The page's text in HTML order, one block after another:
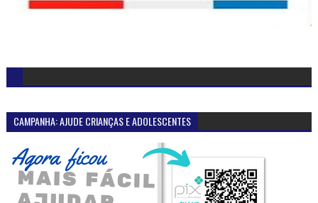
CAMPANHA: AJUDE CRIANÇAS E ADOLESCENTES